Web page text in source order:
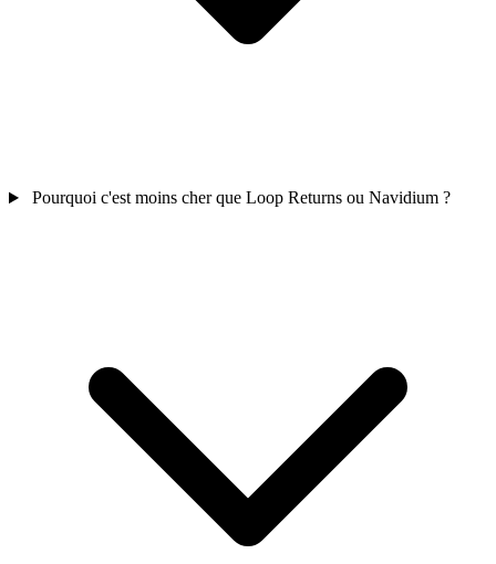
Pourquoi c'est moins cher que Loop Returns ou Navidium ?